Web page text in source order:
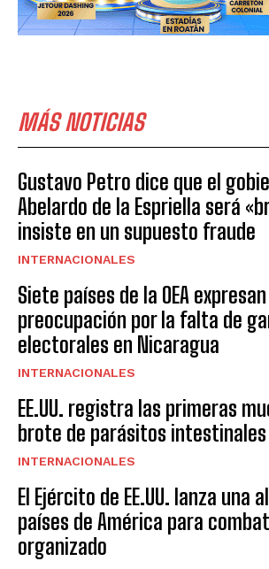
MÁS NOTICIAS
Gustavo Petro dice que el
Abelardo de la Espriella será
insiste en un supuesto fraude
INTERNACIONALES
Siete países de la OEA
preocupación por la falta de
electorales en Nicaragua
INTERNACIONALES
EE.UU. registra las primeras
brote de parásitos intestinales
INTERNACIONALES
El Ejército de EE.UU. lanza una
países de América para
organizado